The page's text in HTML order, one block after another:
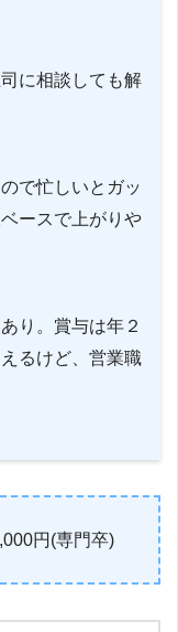
に相談しても解
で忙しいとガッ
ースで上がりや
り。賞与は年２
るけど、営業職
円(専門卒)